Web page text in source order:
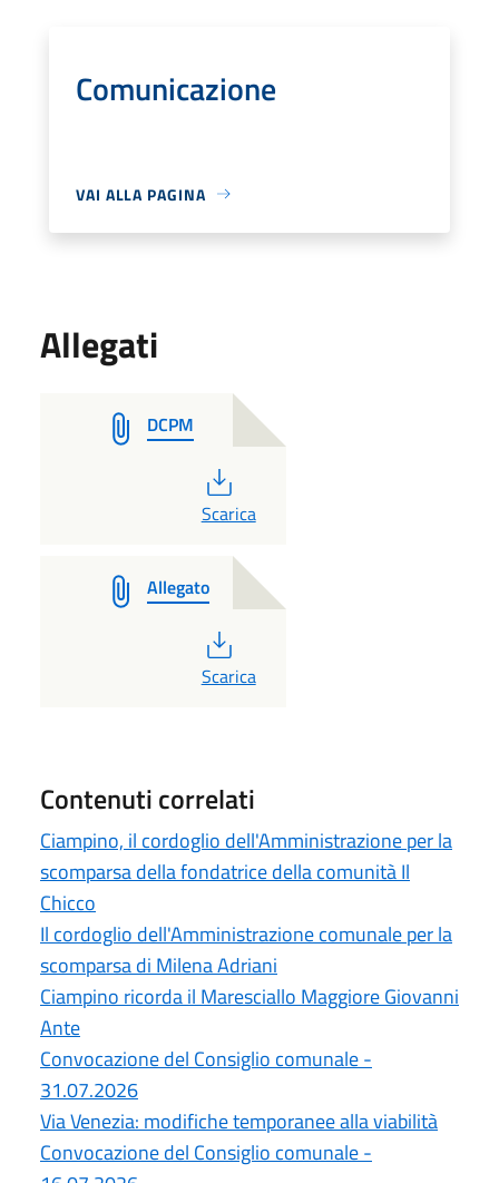
Comunicazione
VAI ALLA PAGINA
Allegati
DCPM
PDF
Scarica
Allegato
PDF
Scarica
Contenuti correlati
Ciampino, il cordoglio dell'Amministrazione per la
scomparsa della fondatrice della comunità Il
Chicco
Il cordoglio dell'Amministrazione comunale per la
scomparsa di Milena Adriani
Ciampino ricorda il Maresciallo Maggiore Giovanni
Ante
Convocazione del Consiglio comunale -
31.07.2026
Via Venezia: modifiche temporanee alla viabilità
Convocazione del Consiglio comunale -